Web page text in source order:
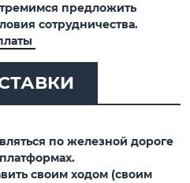
предложить
сотрудничества.
по железной дороге
своим ходом (своим